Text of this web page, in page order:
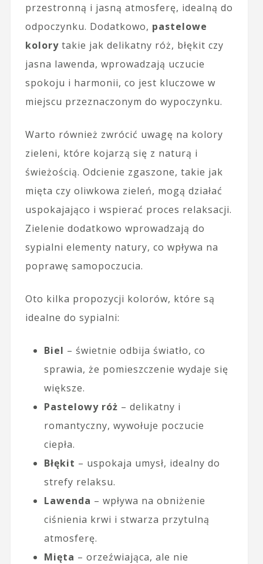
przestronną i jasną atmosferę, idealną do
odpoczynku. Dodatkowo, pastelowe
kolorytakie jak delikatny róż, błękit czy
jasna lawenda, wprowadzają uczucie
spokoju i harmonii, co jest kluczowe w
miejscu przeznaczonym do wypoczynku.
Warto również zwrócić uwagę na kolory
zieleni, które kojarzą się z naturą i
świeżością. Odcienie zgaszone, takie jak
mięta czy oliwkowa zieleń, mogą działać
uspokajająco i wspierać proces relaksacji.
Zielenie dodatkowo wprowadzają do
sypialni elementy natury, co wpływa na
poprawę samopoczucia.
Oto kilka propozycji kolorów, które są
idealne do sypialni:
Biel – świetnie odbija światło, co
sprawia, że pomieszczenie wydaje się
większe.
Pastelowy róż – delikatny i
romantyczny, wywołuje poczucie
ciepła.
Błękit – uspokaja umysł, idealny do
strefy relaksu.
Lawenda – wpływa na obniżenie
ciśnienia krwi i stwarza przytulną
atmosferę.
Mięta – orzeźwiająca, ale nie